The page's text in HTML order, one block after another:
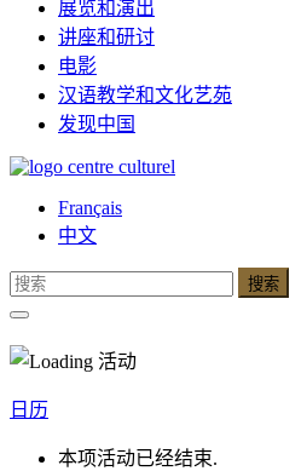
展览和演出
讲座和研讨
电影
汉语教学和文化艺苑
发现中国
Français
中文
日历
本项活动已经结束.